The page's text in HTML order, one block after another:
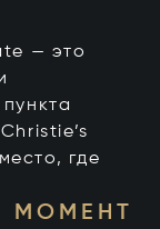
— это
где
МОМЕНТ